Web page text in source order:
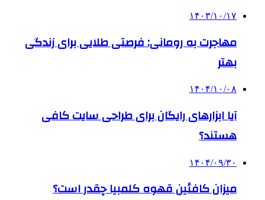
۱۴۰۳/۱۰/۱۷
مهاجرت به رومانی: فرصتی طلایی برای زندگی
بهتر
۱۴۰۴/۱۰/۰۸
آیا ابزارهای رایگان برای طراحی سایت کافی
هستند؟
۱۴۰۴/۰۹/۳۰
میزان کافئین قهوه کلمبیا چقدر است؟